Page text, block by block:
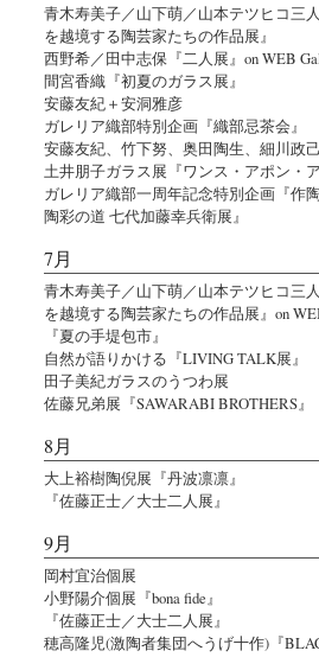
青木寿美子／山下萌／山本テツヒコ三
を越境する陶芸家たちの作品展』
西野希／田中志保『二人展』on WEB
間宮香織『初夏のガラス展』
安藤友紀＋安洞雅彦
ガレリア織部特別企画『織部忌茶会』
安藤友紀、竹下努、奥田陶生、細川政
土井朋子ガラス展『ワンス・アポン・
ガレリア織部一周年記念特別企画『作
陶彩の道 七代加藤幸兵衛展』
7月
青木寿美子／山下萌／山本テツヒコ三
を越境する陶芸家たちの作品展』on
『夏の手堤包市』
自然が語りかける『LIVING TALK展』
田子美紀ガラスのうつわ展
佐藤兄弟展『SAWARABI BROTHERS』
8月
大上裕樹陶倪展『丹波凛凛』
『佐藤正士／大士二人展』
9月
岡村宜治個展
小野陽介個展『bona fide』
『佐藤正士／大士二人展』
穂高隆児(激陶者集団へうげ十作)『